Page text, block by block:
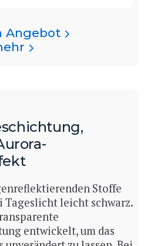
Angebot
Stoffe
Tageslicht leicht schwarz.
entwickelt, um das